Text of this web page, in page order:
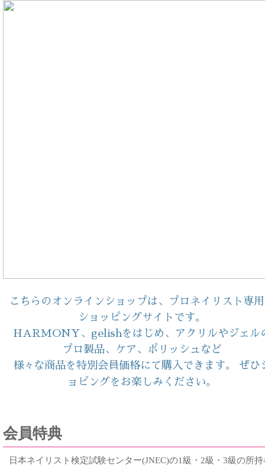
こちらのオンラインショップは、プロネイリスト専
ショッピングサイトです。
HARMONY、gelishをはじめ、アクリルやジェル
プロ製品、ケア、ポリッシュなど
様々 な商品を特別会員価格にて購入できます。 ぜひ
ョピングをお楽しみください。
会員特典
日本ネイリスト検定試験センター(JNEC)の1級・2級・3級の所持